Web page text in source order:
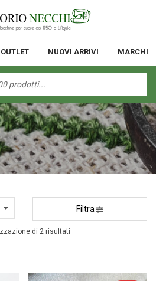
OUTLET NUOVI ARRIVI MARCHI
Filtra
di 2 risultati